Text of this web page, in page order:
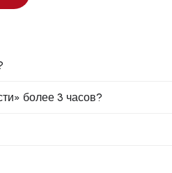
более 3 часов?